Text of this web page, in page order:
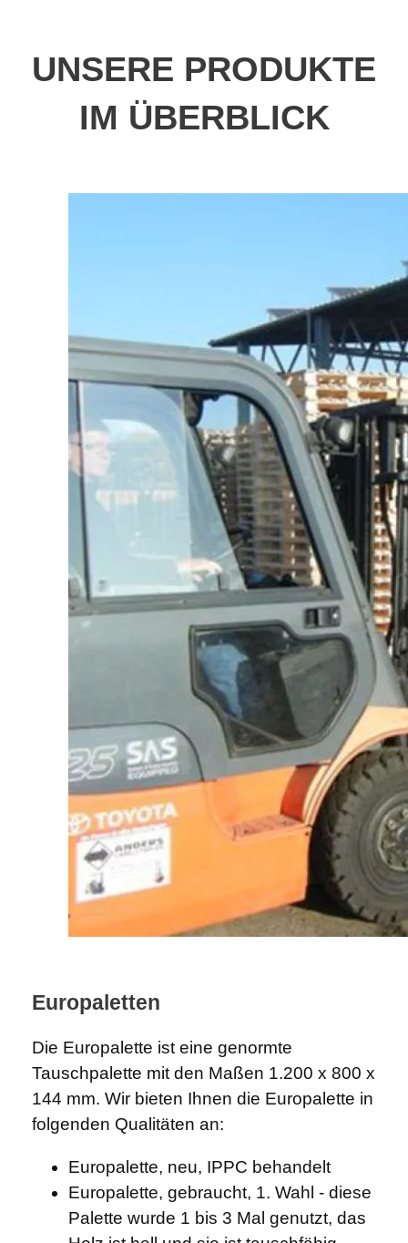
UNSERE PRODUKTE
IM ÜBERBLICK
Europaletten
Die Europalette ist eine genormte
Tauschpalette mit den Maßen 1.200 x 800 x
144 mm. Wir bieten Ihnen die Europalette in
folgenden Qualitäten an:
Europalette, neu, IPPC behandelt
Europalette, gebraucht, 1. Wahl - diese
Palette wurde 1 bis 3 Mal genutzt, das